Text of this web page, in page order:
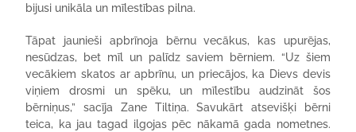
bijusi unikāla un mīlestības pilna.
Tāpat jaunieši apbrīnoja bērnu vecākus, kas upurējas,
nesūdzas, bet mīl un palīdz saviem bērniem. “Uz šiem
vecākiem skatos ar apbrīnu, un priecājos, ka Dievs devis
viņiem drosmi un spēku, un mīlestību audzināt šos
bērniņus,” sacīja Zane Tiltiņa. Savukārt atsevišķi bērni
teica, ka jau tagad ilgojas pēc nākamā gada nometnes.